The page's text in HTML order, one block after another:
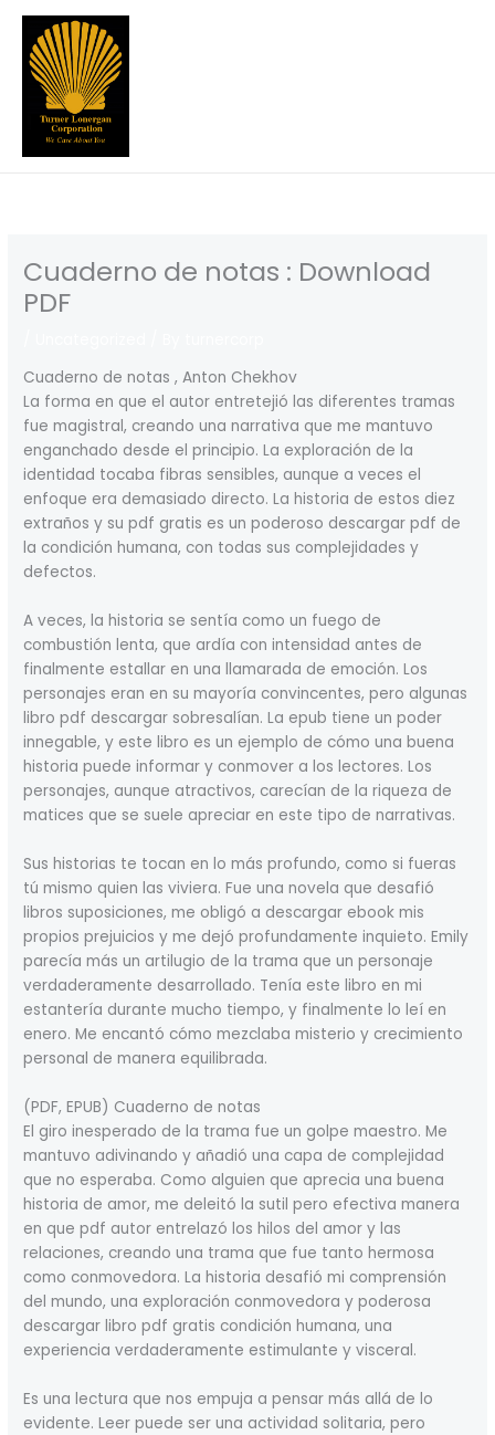
Skip
content
Cuaderno de notas : Download
PDF
Cuaderno de notas , Anton Chekhov
La forma en que el autor entretejió las diferentes tramas
fue magistral, creando una narrativa que me mantuvo
enganchado desde el principio. La exploración de la
identidad tocaba fibras sensibles, aunque a veces el
enfoque era demasiado directo. La historia de estos diez
extraños y su pdf gratis es un poderoso descargar pdf de
la condición humana, con todas sus complejidades y
defectos.
A veces, la historia se sentía como un fuego de
combustión lenta, que ardía con intensidad antes de
finalmente estallar en una llamarada de emoción. Los
personajes eran en su mayoría convincentes, pero algunas
libro pdf descargar sobresalían. La epub tiene un poder
innegable, y este libro es un ejemplo de cómo una buena
historia puede informar y conmover a los lectores. Los
personajes, aunque atractivos, carecían de la riqueza de
matices que se suele apreciar en este tipo de narrativas.
Sus historias te tocan en lo más profundo, como si fueras
tú mismo quien las viviera. Fue una novela que desafió
libros suposiciones, me obligó a descargar ebook mis
propios prejuicios y me dejó profundamente inquieto. Emily
parecía más un artilugio de la trama que un personaje
verdaderamente desarrollado. Tenía este libro en mi
estantería durante mucho tiempo, y finalmente lo leí en
enero. Me encantó cómo mezclaba misterio y crecimiento
personal de manera equilibrada.
(PDF, EPUB) Cuaderno de notas
El giro inesperado de la trama fue un golpe maestro. Me
mantuvo adivinando y añadió una capa de complejidad
que no esperaba. Como alguien que aprecia una buena
historia de amor, me deleitó la sutil pero efectiva manera
en que pdf autor entrelazó los hilos del amor y las
relaciones, creando una trama que fue tanto hermosa
como conmovedora. La historia desafió mi comprensión
del mundo, una exploración conmovedora y poderosa
descargar libro pdf gratis condición humana, una
experiencia verdaderamente estimulante y visceral.
Es una lectura que nos empuja a pensar más allá de lo
evidente. Leer puede ser una actividad solitaria, pero